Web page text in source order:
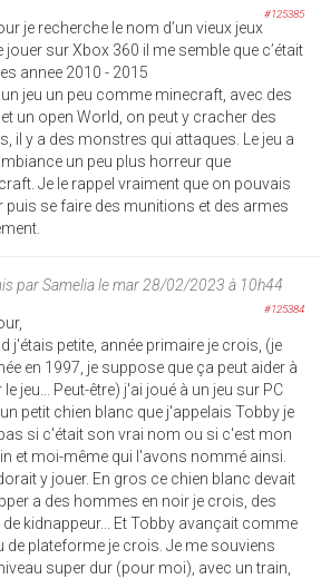
#125385
je recherche le nom d’un vieux jeux
jouer sur Xbox 360 il me semble que c’était
annee 2010 - 2015
un jeu un peu comme minecraft, avec des
un open World, on peut y cracher des
il y a des monstres qui attaques. Le jeu a
un peu plus horreur que
Je le rappel vraiment que on pouvais
puis se faire des munitions et des armes
parSameliale mar 28/02/2023 à 10h44
#125384
j'étais petite, année primaire je crois, (je
en 1997, je suppose que ça peut aider à
le jeu... Peut-être) j'ai joué à un jeu sur PC
petit chien blanc que j'appelais Tobby je
si c'était son vrai nom ou si c'est mon
et moi-même qui l'avons nommé ainsi.
y jouer. En gros ce chien blanc devait
a des hommes en noir je crois, des
kidnappeur... Et Tobby avançait comme
de plateforme je crois. Je me souviens
super dur (pour moi), avec un train,